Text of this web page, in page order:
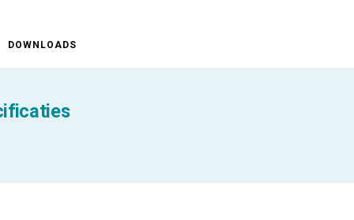
DOWNLOADS